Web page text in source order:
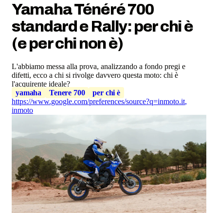
Yamaha Ténéré 700
standard e Rally: per chi è
(e per chi non è)
L'abbiamo messa alla prova, analizzando a fondo pregi e
difetti, ecco a chi si rivolge davvero questa moto: chi è
l'acquirente ideale?
yamaha
Tenere 700
per chi è
https://www.google.com/preferences/source?q=inmoto.it,
inmoto